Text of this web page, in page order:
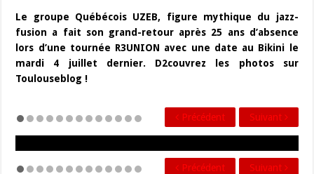
Le groupe Québécois UZEB, figure mythique du jazz-
fusion a fait son grand-retour après 25 ans d’absence
lors d’une tournée R3UNION avec une date au Bikini le
mardi 4 juillet dernier. D2couvrez les photos sur
Toulouseblog !
Suivant
Précédent
Suivant
Précédent